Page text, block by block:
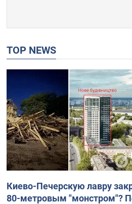
TOP NEWS
Киево-Печерскую лавру
80-метровым "монстром"?